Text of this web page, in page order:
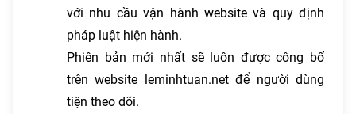
với nhu cầu vận hành website và quy định
pháp luật hiện hành.
Phiên bản mới nhất sẽ luôn được công bố
trên website leminhtuan.net để người dùng
tiện theo dõi.